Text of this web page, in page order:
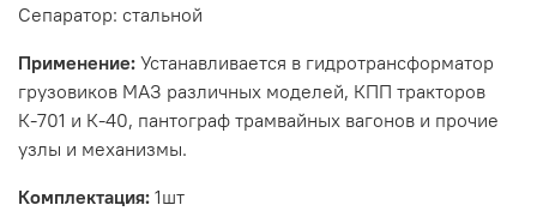
Сепаратор: стальной
Применение: Устанавливается в гидротрансформатор
грузовиков МАЗ различных моделей, КПП тракторов
К-701 и К-40, пантограф трамвайных вагонов и прочие
узлы и механизмы.
Комплектация: 1шт